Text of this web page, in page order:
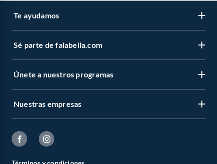
Te ayudamos
Sé parte de falabella.com
Únete a nuestros programas
Nuestras empresas